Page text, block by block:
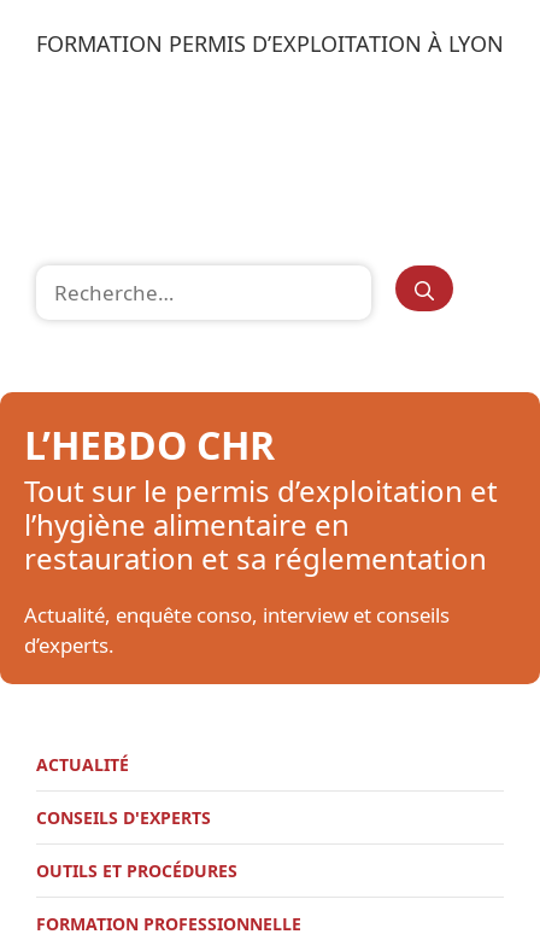
FORMATION PERMIS D’EXPLOITATION À LYON
L’HEBDO CHR
Tout sur le permis d’exploitation et
l’hygiène alimentaire en
restauration et sa réglementation
Actualité, enquête conso, interview et conseils
d’experts.
ACTUALITÉ
CONSEILS D'EXPERTS
OUTILS ET PROCÉDURES
FORMATION PROFESSIONNELLE